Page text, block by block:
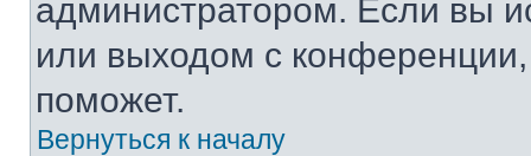
администратором. Если вы
или выходом с
поможет.
Вернуться к началу